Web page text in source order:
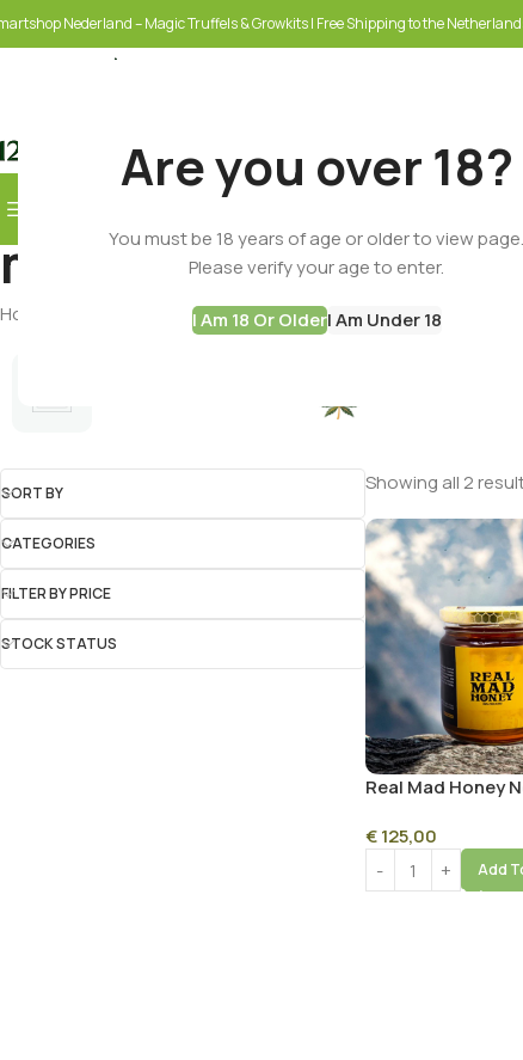
Are you over 18?
You must be 18 years of age or older to view page.
Please verify your age to enter.
I Am 18 Or OlderI Am Under 18
Nederland – Magic Truffels & Growkits | Free Shipping to the
SELECT CATEGORY
mad honey
Home Products tagged “mad honey”
SORT BY
CATEGORIES
FILTER BY PRICE
STOCK STATUS
Showing all 2
Real Mad Honey
Psychoactive
€125,00
Add